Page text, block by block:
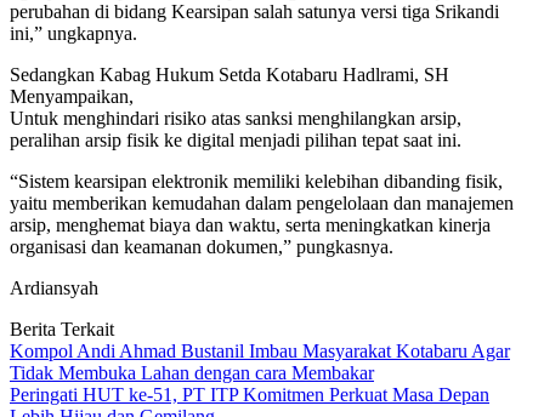
perubahan di bidang Kearsipan salah satunya versi tiga Srikandi
ini,” ungkapnya.
Sedangkan Kabag Hukum Setda Kotabaru Hadlrami, SH
Menyampaikan,
Untuk menghindari risiko atas sanksi menghilangkan arsip,
peralihan arsip fisik ke digital menjadi pilihan tepat saat ini.
“Sistem kearsipan elektronik memiliki kelebihan dibanding fisik,
yaitu memberikan kemudahan dalam pengelolaan dan manajemen
arsip, menghemat biaya dan waktu, serta meningkatkan kinerja
organisasi dan keamanan dokumen,” pungkasnya.
Ardiansyah
Berita Terkait
Kompol Andi Ahmad Bustanil Imbau Masyarakat Kotabaru Agar
Tidak Membuka Lahan dengan cara Membakar
Peringati HUT ke-51, PT ITP Komitmen Perkuat Masa Depan